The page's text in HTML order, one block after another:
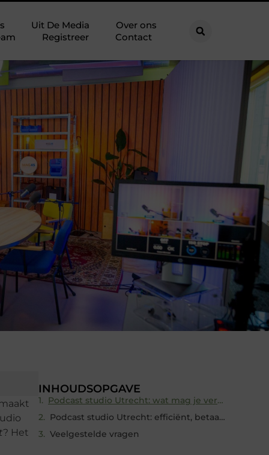
Uit De Media
Over ons
Registreer Contact
? Het
INHOUDSOPGAVE
Podcast studio Utrecht: wat mag je verwachten?
Podcast studio Utrecht: efficiënt, betaalbaar en professioneel
Veelgestelde vragen